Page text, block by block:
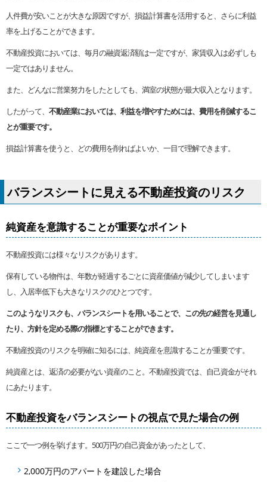
人件費が安いことが大きな原因ですが、損益計算書を活用すると、さらに利益
率を上げることができます。
不動産投資においては、毎月の融資返済額は一定ですが、家賃収入は必ずしも
一定ではありません。
また、どんなに営業努力をしたとしても、満室の状態が最大収入となります。
したがって、 不動産業においては、利益を増やすためには、費用を削減するこ
とが重要です。
損益計算書を使うと、どの費用を削ればよいか、一目で理解できます。
バランスシートに見える不動産投資のリスク
純資産を意識することが重要なポイント
不動産投資には様々なリスクがあります。
保有している物件は、年数が経過するごとに資産価値が減少してしまいます
し、入居率低下も大きなリスクのひとつです。
このようなリスクも、バランスシートを用いることで、この先の経営を見通し
たり、方針を定める際の指標とすることができます。
不動産投資のリスクを明確に知るには、純資産を意識することが重要です。
純資産とは、返済の必要がない資産のこと。不動産投資では、自己資金がそれ
にあたります。
不動産投資をバランスシートの視点で見た場合の例
ここで一つ例を挙げます。500万円の自己資金があったとして、
2,000万円のアパートを建設した場合